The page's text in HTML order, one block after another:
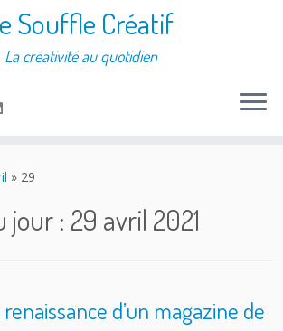
Souffle Créatif
La créativité au quotidien
» 29
jour : 29 avril 2021
d’un magazine de